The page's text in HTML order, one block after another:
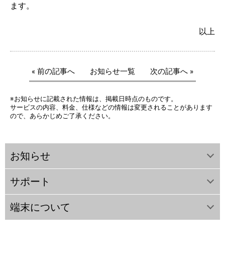
ます。
以上
« 前の記事へ お知らせ一覧 次の記事へ »
※お知らせに記載された情報は、掲載日時点のものです。
サービスの内容、料金、仕様などの情報は変更されることがあります
ので、あらかじめご了承ください。
お知らせ
サポート
端末について